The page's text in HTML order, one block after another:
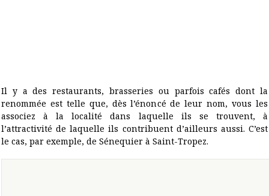
Il y a des restaurants, brasseries ou parfois cafés dont la
renommée est telle que, dès l’énoncé de leur nom, vous les
associez à la localité dans laquelle ils se trouvent, à
l’attractivité de laquelle ils contribuent d’ailleurs aussi. C’est
le cas, par exemple, de Sénequier à Saint-Tropez.